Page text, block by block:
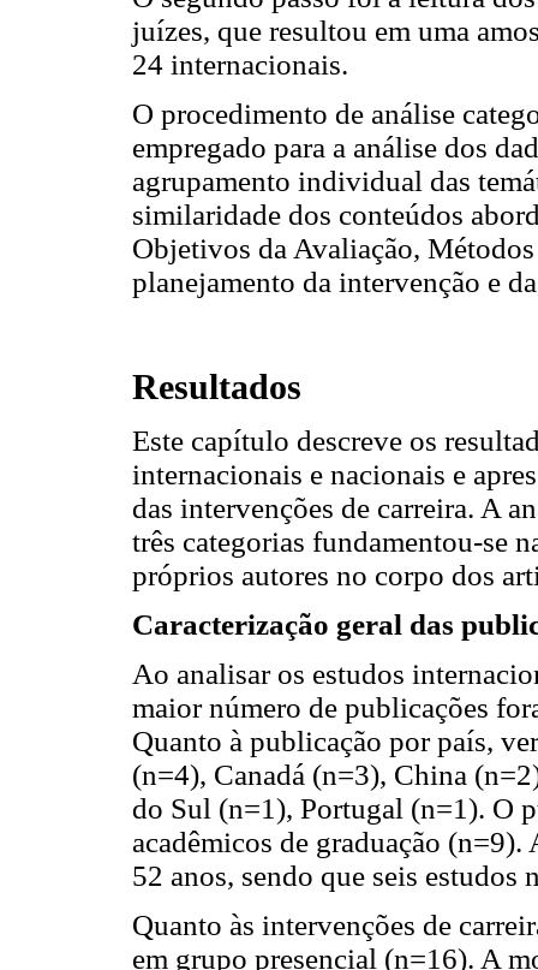
juízes, que resultou em uma
24 internacionais.
O procedimento de análise
empregado para a análise dos
agrupamento individual das
similaridade dos conteúdos
Objetivos da Avaliação,
planejamento da intervenção e
Resultados
Este capítulo descreve os
internacionais e nacionais e
das intervenções de carreira. A
três categorias fundamentou-se
próprios autores no corpo dos
Caracterização geral das
Ao analisar os estudos
maior número de publicações
Quanto à publicação por país,
(n=4), Canadá (n=3), China
do Sul (n=1), Portugal (n=1). O
acadêmicos de graduação
52 anos, sendo que seis estudos
Quanto às intervenções de
em grupo presencial (n=16). A